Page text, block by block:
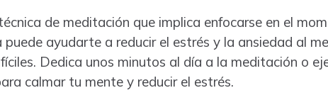
de meditación que implica enfocarse en el
ayudarte a reducir el estrés y la ansiedad al
Dedica unos minutos al día a la meditación o
calmar tu mente y reducir el estrés.